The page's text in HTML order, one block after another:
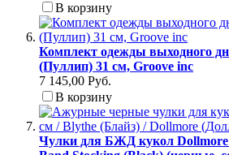
В корзину
Комплект одежды выходного
(Пуллип) 31 см, Groove inc
7 145,00 Руб.
В корзину
Чулки для БЖД кукол Dollmore